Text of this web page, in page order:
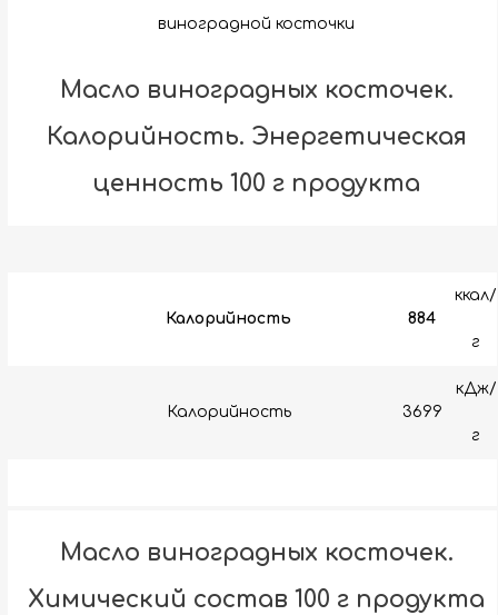
виноградной косточки
Масло виноградных косточек.
Калорийность. Энергетическая
ценность 100 г продукта
Калорийность 884
ккал/
г
Калорийность 3699
кДж/
г
Масло виноградных косточек.
Химический состав 100 г продукта